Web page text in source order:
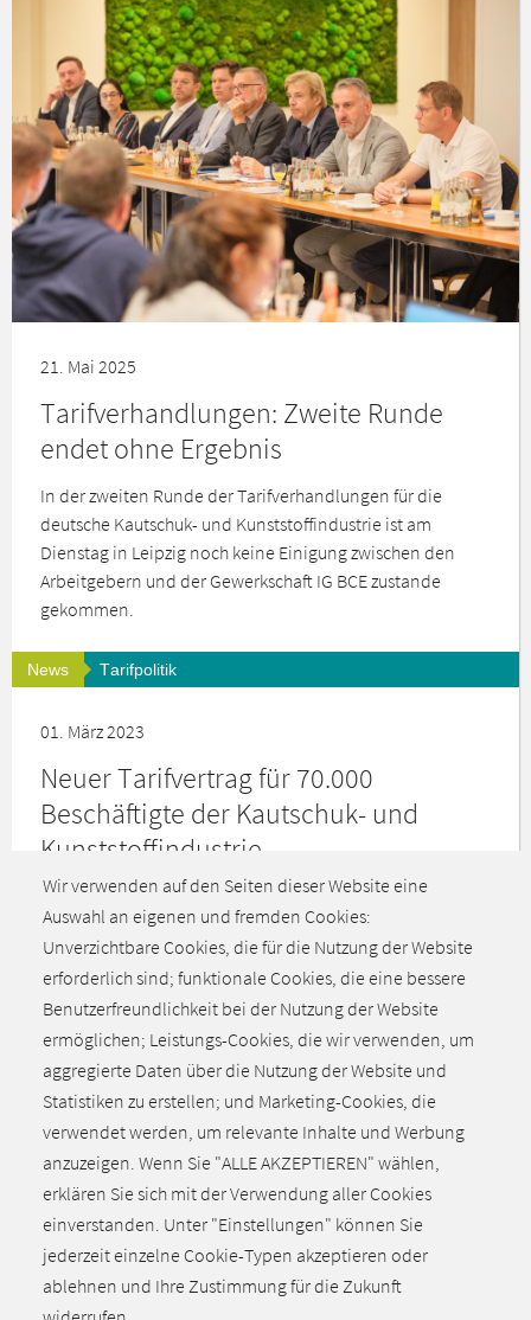
21. Mai 2025
Tarifverhandlungen: Zweite Runde
endet ohne Ergebnis
In der zweiten Runde der Tarifverhandlungen für die
deutsche Kautschuk- und Kunststoffindustrie ist am
Dienstag in Leipzig noch keine Einigung zwischen den
Arbeitgebern und der Gewerkschaft IG BCE zustande
gekommen.
News Tarifpolitik
01. März 2023
Neuer Tarifvertrag für 70.000
Beschäftigte der Kautschuk- und
Kunststoffindustrie
Nach zehn Stunden ununterbrochener Verhandlungen
haben sich die Arbeitgeber der deutschen
Kautschukindustrie (ADK) am Dienstagabend in Fulda mit
der Gewerkschaft IG BCE auf einen neuen Tarifvertrag
geeinigt.
Alle aktuellen Meldungen
Zurück zum Seitenanfang
Wir verwenden auf den Seiten dieser Website eine
Auswahl an eigenen und fremden Cookies:
Unverzichtbare Cookies, die für die Nutzung der Website
erforderlich sind; funktionale Cookies, die eine bessere
Benutzerfreundlichkeit bei der Nutzung der Website
ermöglichen; Leistungs-Cookies, die wir verwenden, um
aggregierte Daten über die Nutzung der Website und
Statistiken zu erstellen; und Marketing-Cookies, die
verwendet werden, um relevante Inhalte und Werbung
anzuzeigen. Wenn Sie "ALLE AKZEPTIEREN" wählen,
erklären Sie sich mit der Verwendung aller Cookies
einverstanden. Unter "Einstellungen" können Sie
jederzeit einzelne Cookie-Typen akzeptieren oder
ablehnen und Ihre Zustimmung für die Zukunft